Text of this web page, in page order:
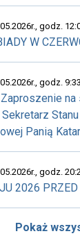
godz.
W
godz. 9:33
na
Panią
godz.
2026
Pokaż